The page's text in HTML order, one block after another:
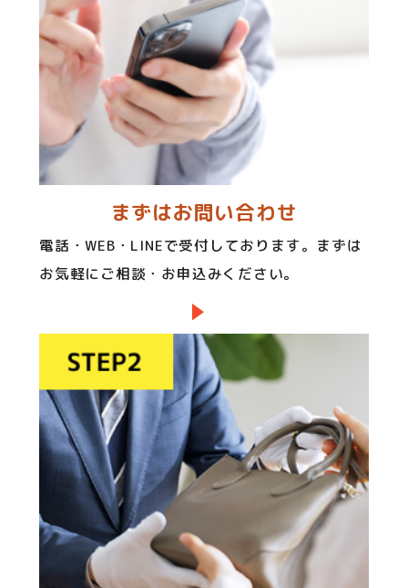
まずはお問い合わせ
電話・WEB・LINEで受付しております。まずは
お気軽にご相談・お申込みください。